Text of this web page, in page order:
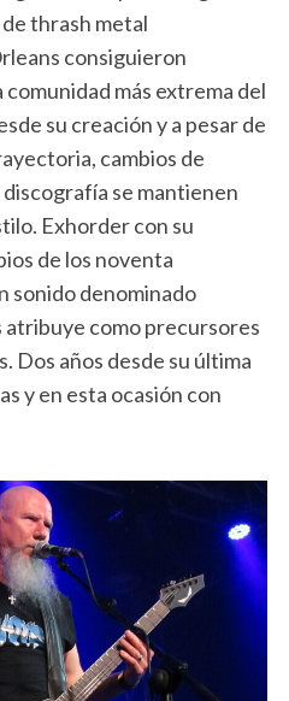
thrash metal
consiguieron
más extrema del
su creación y a pesar de
cambios de
se mantienen
Exhorder con su
de los noventa
sonido denominado
atribuye como precursores
Dos años desde su última
y en esta ocasión con